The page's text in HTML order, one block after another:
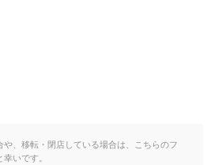
、移転・閉店している場合は、こちらのフ
いです。